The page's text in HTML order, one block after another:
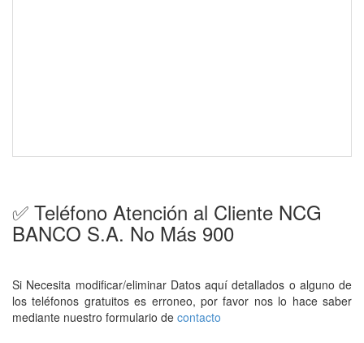
✅ Teléfono Atención al Cliente NCG
BANCO S.A. No Más 900
Si Necesita modificar/eliminar Datos aquí detallados o alguno de
los teléfonos gratuitos es erroneo, por favor nos lo hace saber
mediante nuestro formulario de contacto